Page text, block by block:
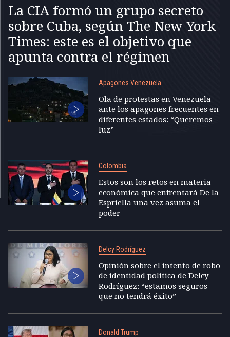
La CIA formó un grupo secreto
sobre Cuba, según The New York
Times: este es el objetivo que
apunta contra el régimen
Apagones Venezuela
Ola de protestas en Venezuela
ante los apagones frecuentes en
diferentes estados: “Queremos
luz”
Colombia
Estos son los retos en materia
económica que enfrentará De la
Espriella una vez asuma el
poder
Delcy Rodríguez
Opinión sobre el intento de robo
de identidad política de Delcy
Rodríguez: “estamos seguros
que no tendrá éxito”
Donald Trump